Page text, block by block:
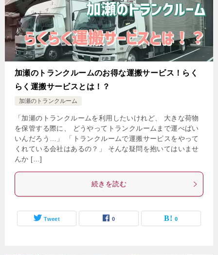
加瀬のトランクルームのお得な運搬サービス！らく
らく運搬サービスとは！？
加瀬のトランクルーム
「加瀬のトランクルームを利用したいけれど、 大きな荷物
を保管する際に、 どうやってトランクルームまで運べばい
いんだろう…」 「トランクルームで運搬サービスをやって
くれている会社はあるの？」 そんな疑問を抱いてはいませ
んか […]
続きを読む
Tweet 0 0